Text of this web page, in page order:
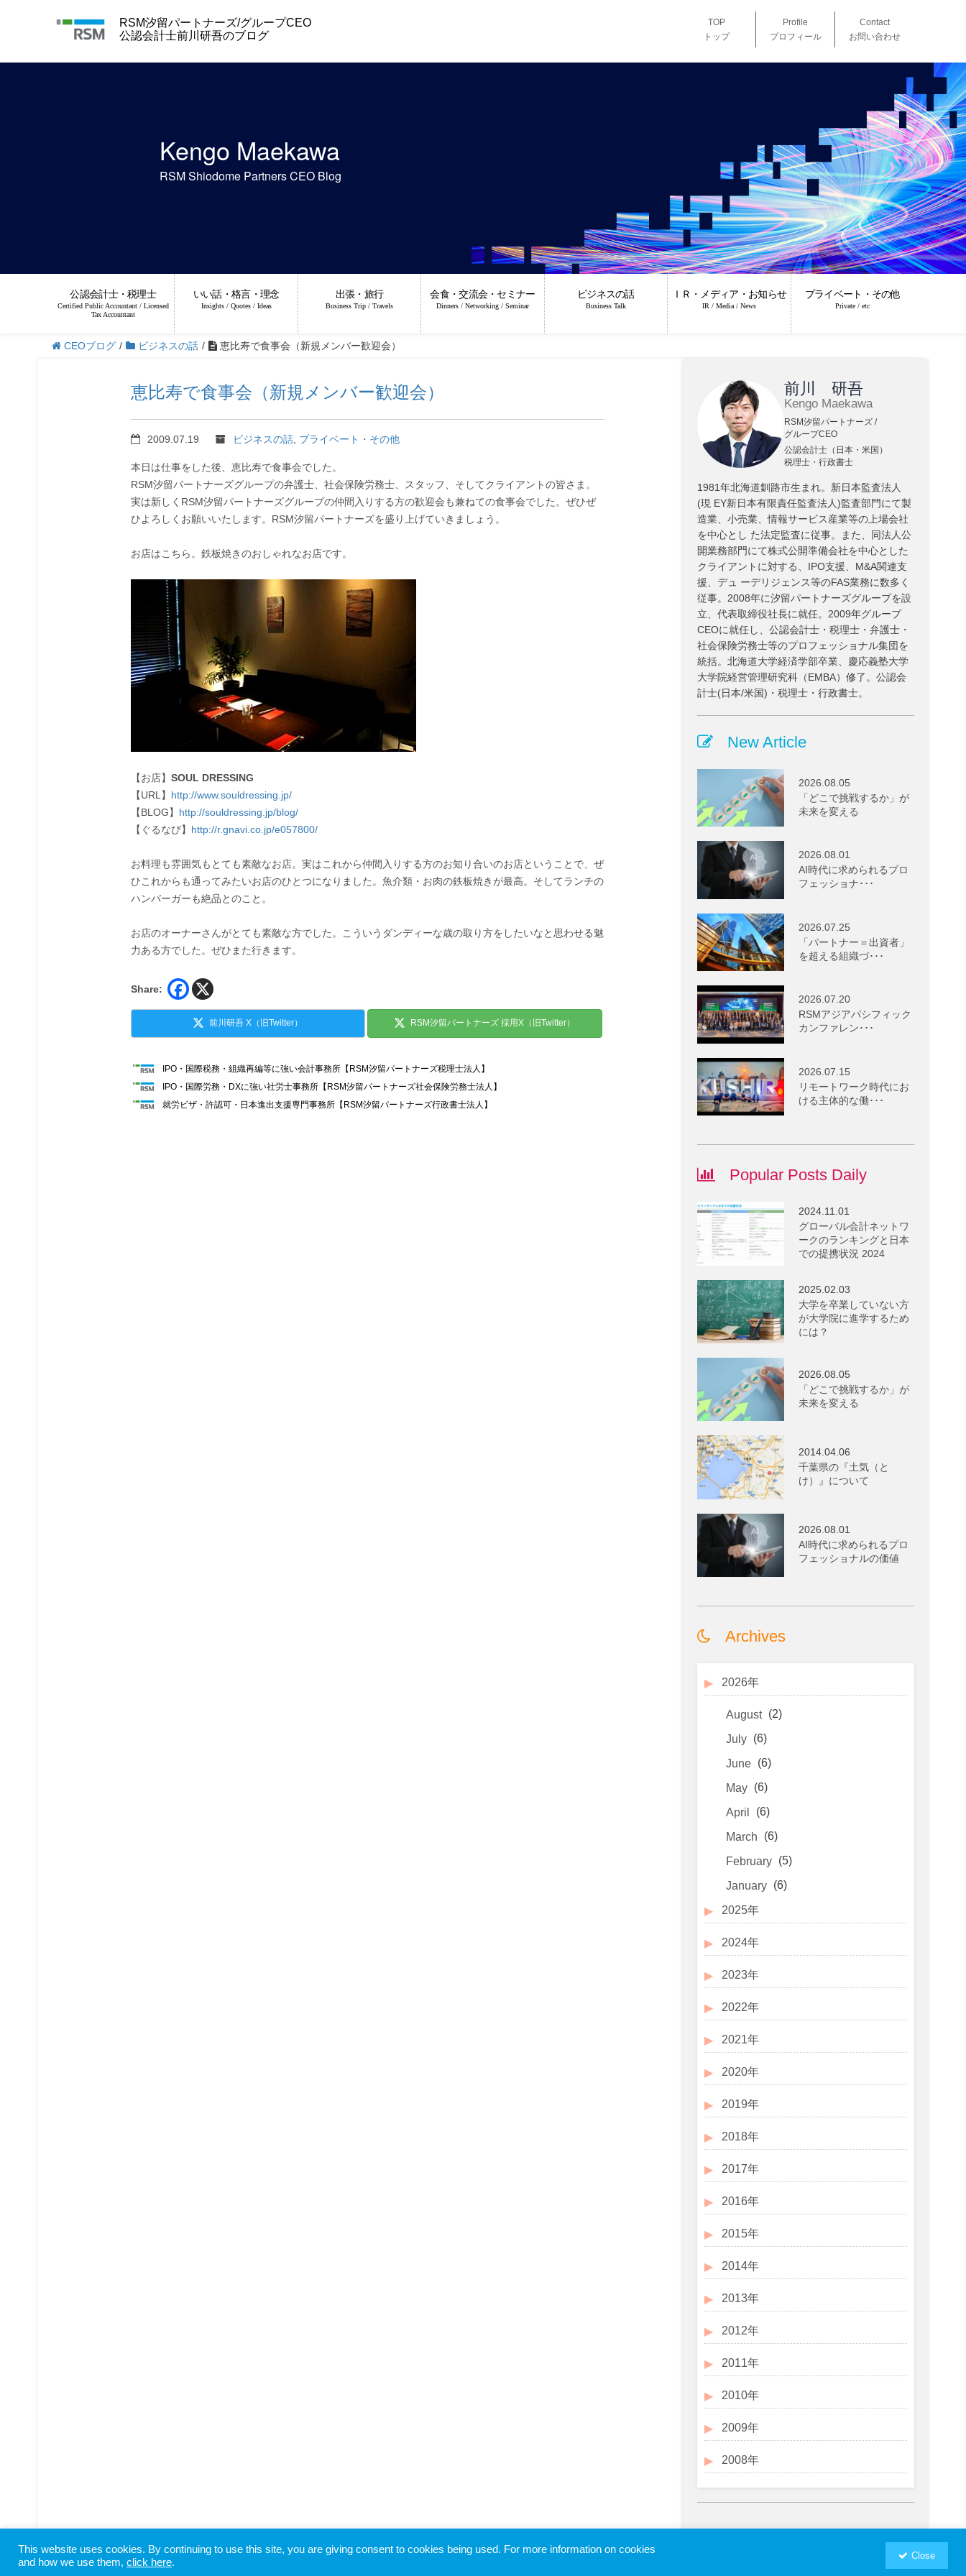
RSM汐留パートナーズ/グループCEO
公認会計士前川研吾のブログ
TOP
トップ
Profile
プロフィール
Contact
お問い合わせ
Kengo Maekawa
RSM Shiodome Partners CEO Blog
公認会計士・税理士
Certified Public Accountant / Licensed
Tax Accountant
いい話・格言・理念
Insights / Quotes / Ideas
出張・旅行
Business Trip / Travels
会食・交流会・セミナー
Dinners / Networking / Seminar
ビジネスの話
Business Talk
ＩＲ・メディア・お知らせ
IR / Media / News
プライベート・その他
Private / etc
CEOブログ / ビジネスの話 / 恵比寿で食事会（新規メンバー歓迎会）
恵比寿で食事会（新規メンバー歓迎会）
2009.07.19 ビジネスの話 プライベート・その他
本日は仕事をした後、恵比寿で食事会でした。
RSM汐留パートナーズグループの弁護士、社会保険労務士、スタッフ、そしてクライアントの皆さま。
実は新しくRSM汐留パートナーズグループの仲間入りする方の歓迎会も兼ねての食事会でした。ぜひぜ
ひよろしくお願いいたします。RSM汐留パートナーズを盛り上げていきましょう。
お店はこちら。鉄板焼きのおしゃれなお店です。
【お店】 SOUL DRESSING
【URL】 http://www.souldressing.jp/
【BLOG】 http://souldressing.jp/blog/
【ぐるなび】 http://r.gnavi.co.jp/e057800/
お料理も雰囲気もとても素敵なお店。実はこれから仲間入りする方のお知り合いのお店ということで、ぜ
ひこれからも通ってみたいお店のひとつになりました。魚介類・お肉の鉄板焼きが最高。そしてランチの
ハンバーガーも絶品とのこと。
お店のオーナーさんがとても素敵な方でした。こういうダンディーな歳の取り方をしたいなと思わせる魅
力ある方でした。ぜひまた行きます。
Share:
前川研吾 X（旧Twitter） RSM汐留パートナーズ 採用X（旧Twitter）
IPO・国際税務・組織再編等に強い会計事務所【RSM汐留パートナーズ税理士法人】
IPO・国際労務・DXに強い社労士事務所【RSM汐留パートナーズ社会保険労務士法人】
就労ビザ・許認可・日本進出支援専門事務所【RSM汐留パートナーズ行政書士法人】
前川 研吾
Kengo Maekawa
RSM汐留パートナーズ /
グループCEO
公認会計士（日本・米国）
税理士・行政書士
1981年北海道釧路市生まれ。新日本監査法人
(現 EY新日本有限責任監査法人)監査部門にて製
造業、小売業、情報サービス産業等の上場会社
を中心とし た法定監査に従事。また、同法人公
開業務部門にて株式公開準備会社を中心とした
クライアントに対する、IPO支援、M&A関連支
援、デュ ーデリジェンス等のFAS業務に数多く
従事。2008年に汐留パートナーズグループを設
立、代表取締役社長に就任。2009年グループ
CEOに就任し、公認会計士・税理士・弁護士・
社会保険労務士等のプロフェッショナル集団を
統括。北海道大学経済学部卒業、慶応義塾大学
大学院経営管理研究科（EMBA）修了。公認会
計士(日本/米国)・税理士・行政書士。
New Article
2026.08.05
「どこで挑戦するか」が
未来を変える
2026.08.01
AI時代に求められるプロ
フェッショナ･･･
2026.07.25
「パートナー＝出資者」
を超える組織づ･･･
2026.07.20
RSMアジアパシフィック
カンファレン･･･
2026.07.15
リモートワーク時代にお
ける主体的な働･･･
Popular Posts Daily
2024.11.01
グローバル会計ネットワ
ークのランキングと日本
での提携状況 2024
2025.02.03
大学を卒業していない方
が大学院に進学するため
には？
2026.08.05
「どこで挑戦するか」が
未来を変える
2014.04.06
千葉県の『土気（と
け）』について
2026.08.01
AI時代に求められるプロ
フェッショナルの価値
Archives
2026年
August (2)
July (6)
June (6)
May (6)
April (6)
March (6)
February (5)
January (6)
2025年
2024年
2023年
2022年
2021年
2020年
2019年
2018年
2017年
2016年
2015年
2014年
2013年
2012年
2011年
2010年
2009年
2008年
Copyright © SHIODOME PARTNERS All Rights Reserved RSM汐留パートナーズWebSite
This website uses cookies. By continuing to use this site, you are giving consent to cookies being used. For more information on cookies
and how we use them, click here.
Close